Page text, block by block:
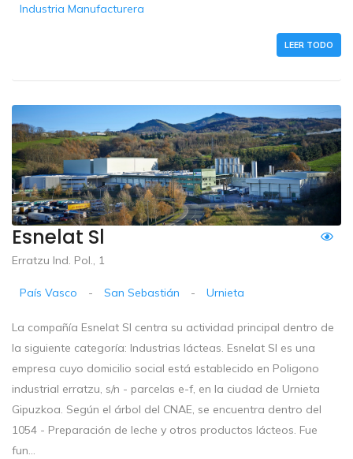
Industria Manufacturera
LEER TODO
Esnelat Sl
Erratzu Ind. Pol., 1
País Vasco - San Sebastián - Urnieta
La compañía Esnelat Sl centra su actividad principal dentro de
la siguiente categoría: Industrias lácteas. Esnelat Sl es una
empresa cuyo domicilio social está establecido en Poligono
industrial erratzu, s/n - parcelas e-f, en la ciudad de Urnieta
Gipuzkoa. Según el árbol del CNAE, se encuentra dentro del
1054 - Preparación de leche y otros productos lácteos. Fue
fun...